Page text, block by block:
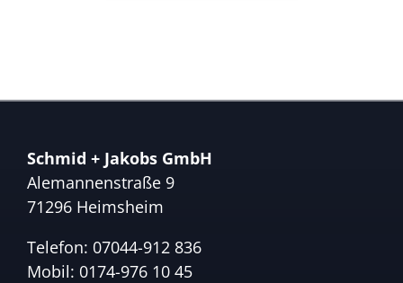
Schmid + Jakobs GmbH
Alemannenstraße 9
71296 Heimsheim
Telefon: 07044-912 836
Mobil: 0174-976 10 45